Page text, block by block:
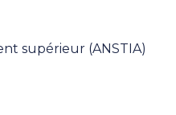
supérieur (ANSTIA)